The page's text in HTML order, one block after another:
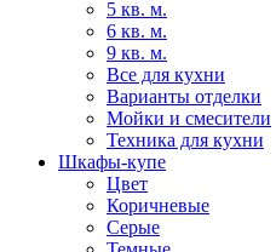
5 кв. м.
6 кв. м.
9 кв. м.
Все для кухни
Варианты отделки
Мойки и смесители
Техника для кухни
Шкафы-купе
Цвет
Коричневые
Серые